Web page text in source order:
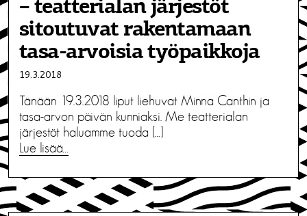
– teatterialan järjestöt
sitoutuvat rakentamaan
tasa-arvoisia työpaikkoja
19.3.2018
Tänään 19.3.2018 liput liehuvat Minna Canthin ja
tasa-arvon päivän kunniaksi. Me teatterialan
järjestöt haluamme tuoda […]
Lue lisää…